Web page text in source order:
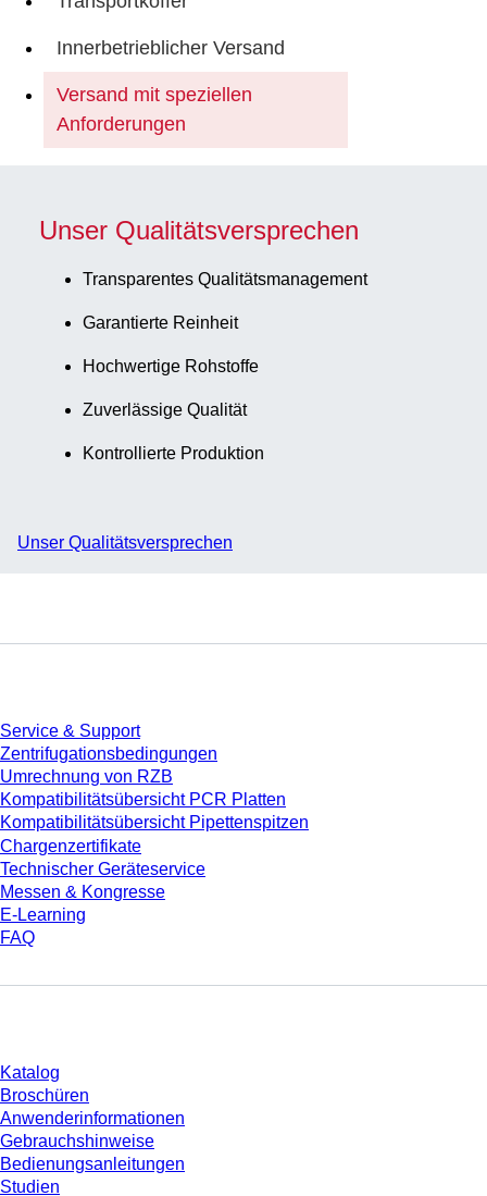
Innerbetrieblicher Versand
Versand mit speziellen
Anforderungen
Unser Qualitätsversprechen
Transparentes Qualitätsmanagement
Garantierte Reinheit
Hochwertige Rohstoffe
Zuverlässige Qualität
Kontrollierte Produktion
Unser Qualitätsversprechen
Service & Support
Zentrifugationsbedingungen
Umrechnung von RZB
Kompatibilitätsübersicht PCR Platten
Kompatibilitätsübersicht Pipettenspitzen
Chargenzertifikate
Technischer Geräteservice
Messen & Kongresse
E-Learning
FAQ
Katalog
Broschüren
Anwenderinformationen
Gebrauchshinweise
Bedienungsanleitungen
Studien